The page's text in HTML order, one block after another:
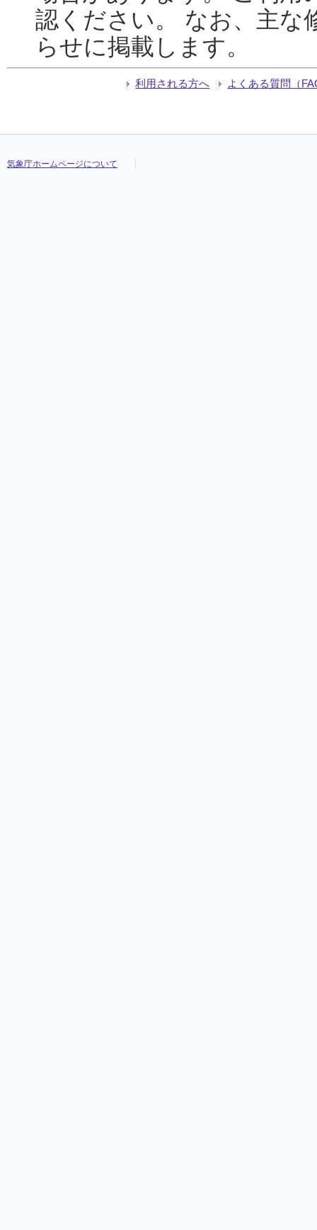
認ください。 なお、主な
らせに掲載します。
利用される方へ よくある質問（
気象庁ホームページについて